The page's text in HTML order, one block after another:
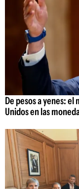
De pesos a yenes:
Unidos en las